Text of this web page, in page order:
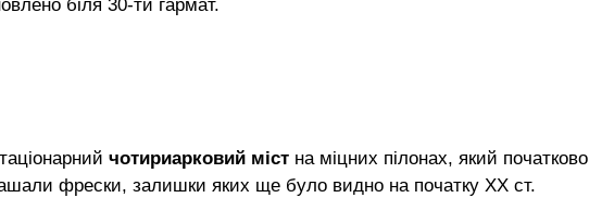
біля 30-ти гармат.
чотириарковий міст на міцних пілонах, який початково
фрески, залишки яких ще було видно на початку XX ст.